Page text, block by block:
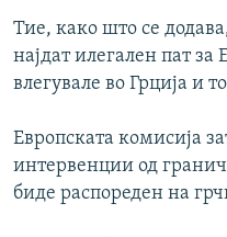
Тие, како што се
најдат илегален пат за
влегувале во Грција и
Европската комисија
интервенции од
биде распореден на